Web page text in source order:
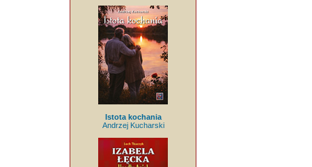
Istota kochania
Andrzej Kucharski